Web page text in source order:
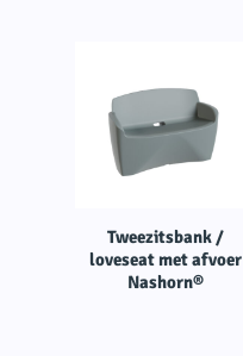
Tweezitsbank /
loveseat met afvoer
Nashorn®